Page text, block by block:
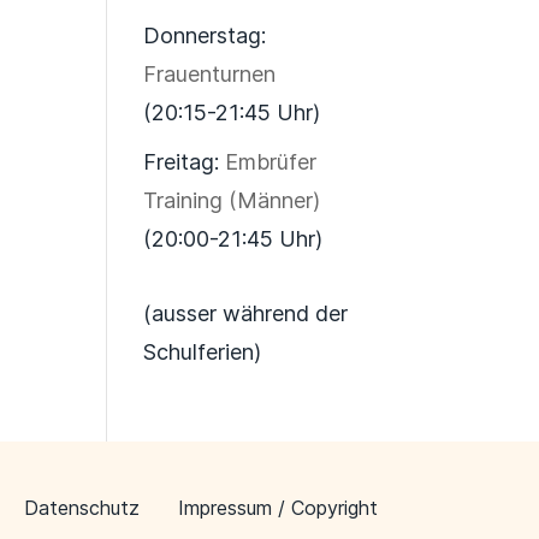
Donnerstag:
Frauenturnen
(20:15-21:45 Uhr)
Freitag: Embrüfer
Training (Männer)
(20:00-21:45 Uhr)
(ausser während der
Schulferien)
Impressum / Copyright
Datenschutz